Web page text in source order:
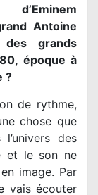
Antoine
des grands
époque à
?
de rythme,
chose que
des
et le son ne
image. Par
vais écouter